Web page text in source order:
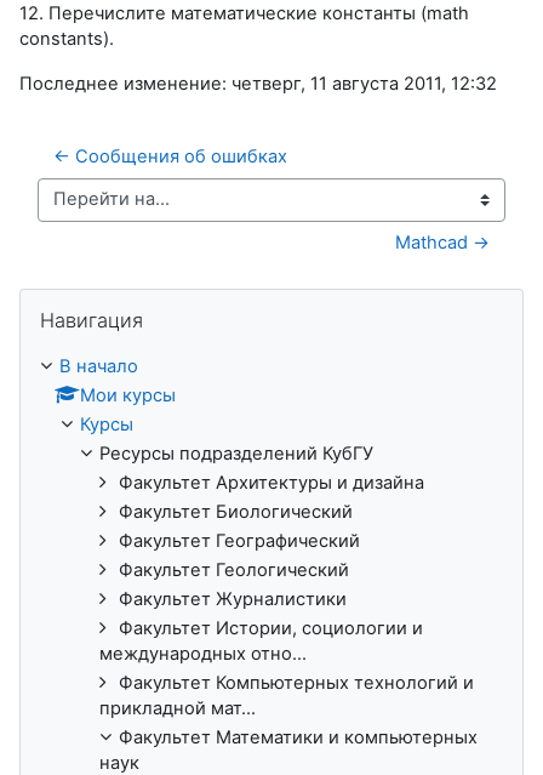
12. Перечислите математические константы (math
constants).
Последнее изменение: четверг, 11 августа 2011, 12:32
← Сообщения об ошибках
Перейти на...
Mathcad →
Навигация
В начало
Мои курсы
Курсы
Ресурсы подразделений КубГУ
Факультет Архитектуры и дизайна
Факультет Биологический
Факультет Географический
Факультет Геологический
Факультет Журналистики
Факультет Истории, социологии и
международных отно...
Факультет Компьютерных технологий и
прикладной мат...
Факультет Математики и компьютерных
наук